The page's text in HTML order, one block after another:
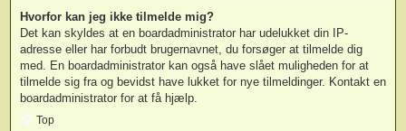
Hvorfor kan jeg ikke tilmelde mig?
Det kan skyldes at en boardadministrator har udelukket din IP-
adresse eller har forbudt brugernavnet, du forsøger at tilmelde dig
med. En boardadministrator kan også have slået muligheden for at
tilmelde sig fra og bevidst have lukket for nye tilmeldinger. Kontakt en
boardadministrator for at få hjælp.
Top